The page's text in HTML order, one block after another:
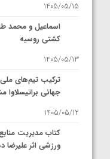
1405/05/15
اسماعیل و محمد
کشتی روسیه
1405/05/13
ترکیب تیم‌های
جهانی
1405/05/12
کتاب مدیریت
ورزشی اثر علیرضا